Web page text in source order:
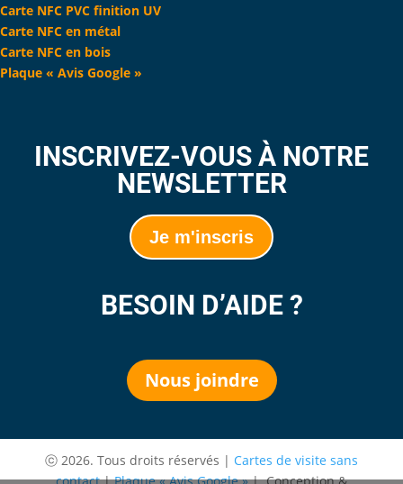
Carte NFC PVC finition UV
Carte NFC en métal
Carte NFC en bois
Plaque « Avis Google »
INSCRIVEZ-VOUS À NOTRE
NEWSLETTER
Je m'inscris
BESOIN D’AIDE ?
Nous joindre
ⓒ 2026. Tous droits réservés | Cartes de visite sans
contact|Plaque « Avis Google »| Conception &